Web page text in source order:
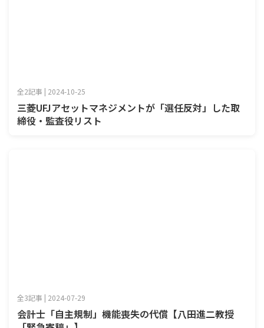
全2記事 | 2024-10-25
三菱UFJアセットマネジメントが「選任反対」した取
締役・監査役リスト
全3記事 | 2024-07-29
会計士「自主規制」機能喪失の代償【八田進二教授